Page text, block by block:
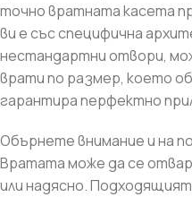
точно вратната касета
ви е със специфична
нестандартни отвори,
врати по размер, което
гарантира перфектно
Обърнете внимание и на
Вратата може да се
или надясно.